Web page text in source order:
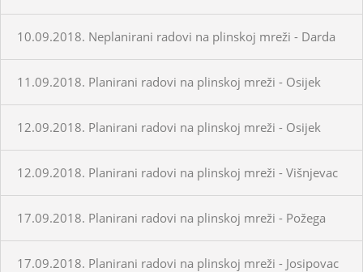
10.09.2018. Neplanirani radovi na plinskoj mreži - Darda
11.09.2018. Planirani radovi na plinskoj mreži - Osijek
12.09.2018. Planirani radovi na plinskoj mreži - Osijek
12.09.2018. Planirani radovi na plinskoj mreži - Višnjevac
17.09.2018. Planirani radovi na plinskoj mreži - Požega
17.09.2018. Planirani radovi na plinskoj mreži - Josipovac